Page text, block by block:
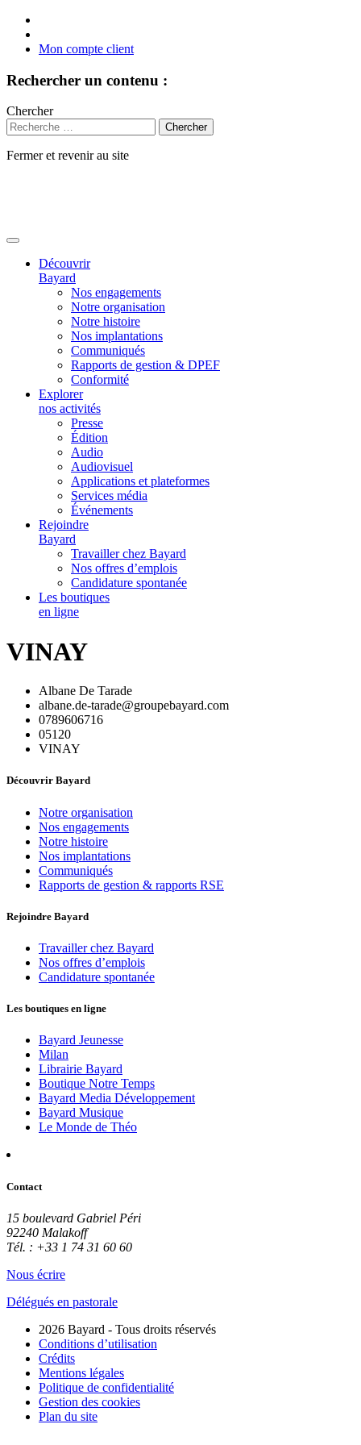
Mon compte client
Rechercher un contenu :
Chercher
Fermer et revenir au site
Découvrir
Bayard
Nos engagements
Notre organisation
Notre histoire
Nos implantations
Communiqués
Rapports de gestion & DPEF
Conformité
Explorer
nos activités
Presse
Édition
Audio
Audiovisuel
Applications et plateformes
Services média
Événements
Rejoindre
Bayard
Travailler chez Bayard
Nos offres d’emplois
Candidature spontanée
Les boutiques
en ligne
VINAY
Albane De Tarade
albane.de-tarade@groupebayard.com
0789606716
05120
VINAY
Découvrir Bayard
Notre organisation
Nos engagements
Notre histoire
Nos implantations
Communiqués
Rapports de gestion & rapports RSE
Rejoindre Bayard
Travailler chez Bayard
Nos offres d’emplois
Candidature spontanée
Les boutiques en ligne
Bayard Jeunesse
Milan
Librairie Bayard
Boutique Notre Temps
Bayard Media Développement
Bayard Musique
Le Monde de Théo
Contact
15 boulevard Gabriel Péri
92240 Malakoff
Tél. : +33 1 74 31 60 60
Nous écrire
Délégués en pastorale
2026 Bayard - Tous droits réservés
Conditions d’utilisation
Crédits
Mentions légales
Politique de confidentialité
Gestion des cookies
Plan du site